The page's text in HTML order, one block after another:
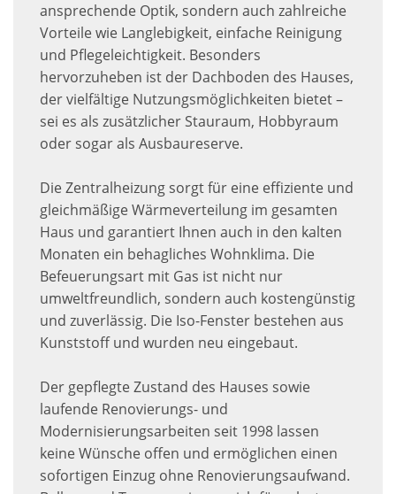
ansprechende Optik, sondern auch zahlreiche
Vorteile wie Langlebigkeit, einfache Reinigung
und Pflegeleichtigkeit. Besonders
hervorzuheben ist der Dachboden des Hauses,
der vielfältige Nutzungsmöglichkeiten bietet –
sei es als zusätzlicher Stauraum, Hobbyraum
oder sogar als Ausbaureserve.
Die Zentralheizung sorgt für eine effiziente und
gleichmäßige Wärmeverteilung im gesamten
Haus und garantiert Ihnen auch in den kalten
Monaten ein behagliches Wohnklima. Die
Befeuerungsart mit Gas ist nicht nur
umweltfreundlich, sondern auch kostengünstig
und zuverlässig. Die Iso-Fenster bestehen aus
Kunststoff und wurden neu eingebaut.
Der gepflegte Zustand des Hauses sowie
laufende Renovierungs- und
Modernisierungsarbeiten seit 1998 lassen
keine Wünsche offen und ermöglichen einen
sofortigen Einzug ohne Renovierungsaufwand.